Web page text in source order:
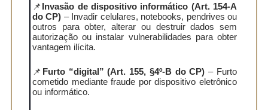
📌 Invasão de dispositivo informático (Art. 154-A
do CP) – Invadir celulares, notebooks, pendrives ou
outros para obter, alterar ou destruir dados sem
autorização ou instalar vulnerabilidades para obter
vantagem ilícita.
📌 Furto “digital” (Art. 155, §4º-B do CP) – Furto
cometido mediante fraude por dispositivo eletrônico
ou informático.